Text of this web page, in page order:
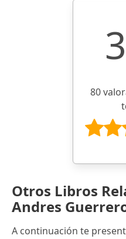
80
Otros Libros
Andres
A continuación te